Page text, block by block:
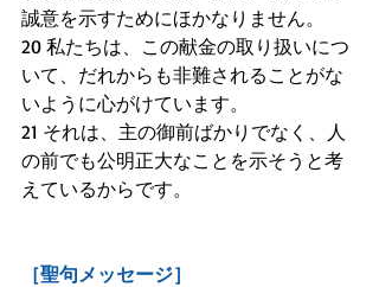
誠意を示すためにほかなりません。
20 私たちは、この献金の取り扱いにつ
いて、だれからも非難されることがな
いように心がけています。
21 それは、主の御前ばかりでなく、人
の前でも公明正大なことを示そうと考
えているからです。
［聖句メッセージ］